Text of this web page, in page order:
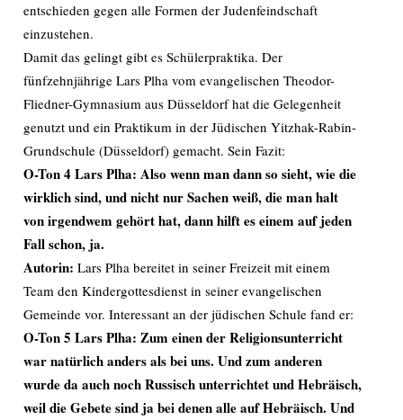
entschieden gegen alle Formen der Judenfeindschaft
einzustehen.
Damit das gelingt gibt es Schülerpraktika. Der
fünfzehnjährige Lars Plha vom evangelischen Theodor-
Fliedner-Gymnasium aus Düsseldorf hat die Gelegenheit
genutzt und ein Praktikum in der Jüdischen Yitzhak-Rabin-
Grundschule (Düsseldorf) gemacht. Sein Fazit:
O-Ton 4 Lars Plha: Also wenn man dann so sieht, wie die
wirklich sind, und nicht nur Sachen weiß, die man halt
von irgendwem gehört hat, dann hilft es einem auf jeden
Fall schon, ja.
Autorin: Lars Plha bereitet in seiner Freizeit mit einem
Team den Kindergottesdienst in seiner evangelischen
Gemeinde vor. Interessant an der jüdischen Schule fand er:
O-Ton 5 Lars Plha: Zum einen der Religionsunterricht
war natürlich anders als bei uns. Und zum anderen
wurde da auch noch Russisch unterrichtet und Hebräisch,
weil die Gebete sind ja bei denen alle auf Hebräisch. Und